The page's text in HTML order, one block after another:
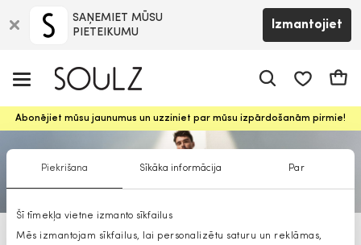
Piekrišana Sīkāka informācija Par
Šī tīmekļa vietne izmanto sīkfailus
Mēs izmantojam sīkfailus, lai personalizētu saturu un reklāmas,
SAŅEMIET MŪSU
PIETEIKUMU
Izmantojiet
Abonējiet mūsu jaunumus un uzziniet par mūsu izpārdošanām pirmie!